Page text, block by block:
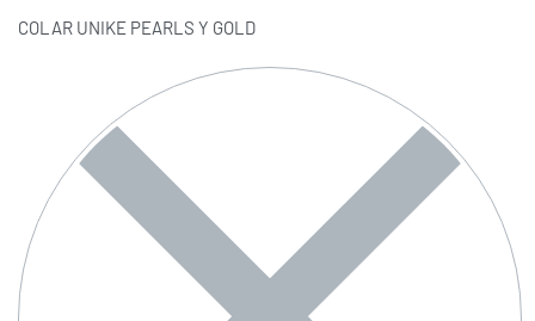
COLAR UNIKE PEARLS Y GOLD